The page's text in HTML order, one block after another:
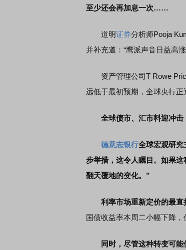
至少还会再加息一次……
道明证券分析师Pooja
并补充道：“鹰派声音日益高
资产管理公司T Rowe Price
远低于最初预期，全球央行正
全球债市、汇市料迎冲击
德意志银行全球宏观研究
步举措，这令人瞩目。如果这
翻天覆地的变化。”
利率市场重新定价的最直
国债收益率本周二小幅下降，
同时，尽管这种转变可
首席连线｜